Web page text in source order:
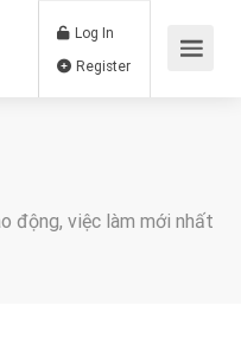
Log In
động, việc làm mới nhất